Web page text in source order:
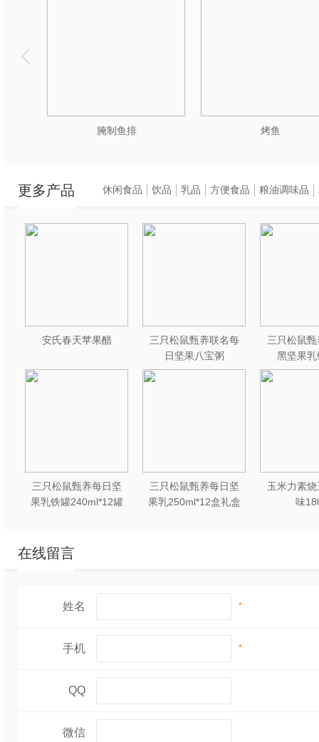
腌制鱼排 烤鱼
更多产品
安氏春天苹果醋
三只松鼠甄养联名每
日坚果八宝粥
330g*12罐礼盒装
三只松鼠
黑坚果乳
240ml*20
三只松鼠甄养每日坚
果乳铁罐240ml*12罐
三只松鼠甄养每日坚
果乳250ml*12盒礼盒
玉米力素
味
休闲食品 饮品 乳品 方便食品 粮油调味品
在线留言
姓名 *
手机 *
QQ
微信